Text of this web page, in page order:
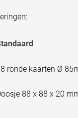
ronde kaarten Ø
88 x 88 x 20